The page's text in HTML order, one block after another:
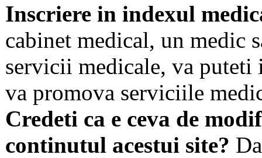
Inscriere in indexul
cabinet medical, un medic
servicii medicale, va puteti
va promova serviciile
Credeti ca e ceva de
continutul acestui site?